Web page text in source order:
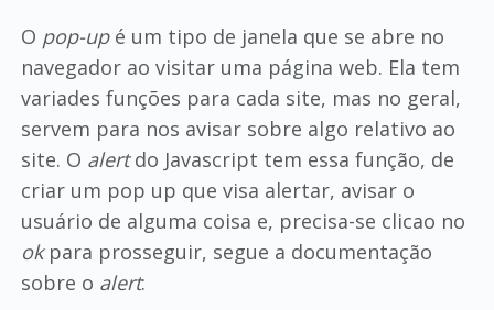
O pop-upé um tipo de janela que se abre no
navegador ao visitar uma página web. Ela tem
variades funções para cada site, mas no geral,
servem para nos avisar sobre algo relativo ao
site. O alertdo Javascript tem essa função, de
criar um pop up que visa alertar, avisar o
usuário de alguma coisa e, precisa-se clicao no
okpara prosseguir, segue a documentação
sobre o alert: